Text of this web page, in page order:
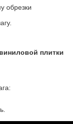
обрезки
плитки